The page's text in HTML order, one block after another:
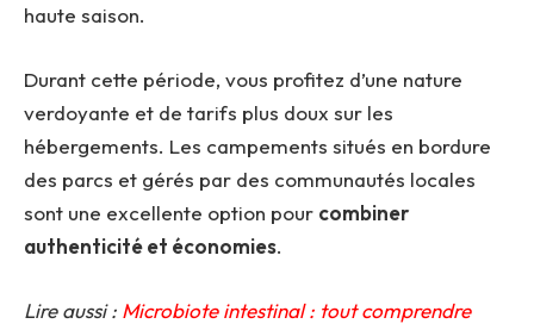
haute saison.
Durant cette période, vous profitez d’une nature
verdoyante et de tarifs plus doux sur les
hébergements. Les campements situés en bordure
des parcs et gérés par des communautés locales
sont une excellente option pour combiner
authenticité et économies.
Lire aussi : Microbiote intestinal : tout comprendre